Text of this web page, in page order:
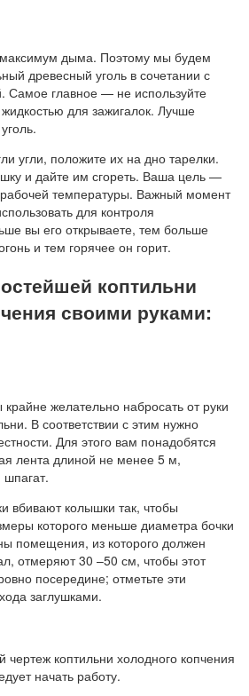
дыма. Поэтому мы будем
древесный уголь в сочетании с
Самое главное — не используйте
для зажигалок. Лучше
угли, положите их на дно тарелки.
и дайте им сгореть. Ваша цель —
температуры. Важный момент
для контроля
вы его открываете, тем больше
и тем горячее он горит.
коптильни
своими руками:
желательно набросать от руки
В соответствии с этим нужно
Для этого вам понадобятся
лента длиной не менее 5 м,
вбивают колышки так, чтобы
которого меньше диаметра бочки
помещения, из которого должен
отмеряют 30 –50 см, чтобы этот
посередине; отметьте эти
заглушками.
коптильни холодного копчения
начать работу.